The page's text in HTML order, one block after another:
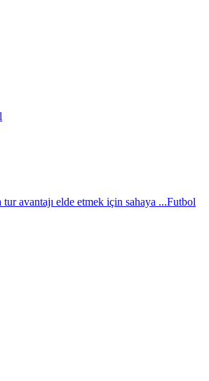
avantajı elde etmek için sahaya ...Futbol